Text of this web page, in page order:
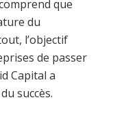
que
du
l’objectif
de passer
Capital a
succès.